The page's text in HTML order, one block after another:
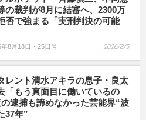
の裁判が8月に結審へ、2300万
否で強まる「実刑判決の可能
8月18日・25日号 2026/8/5
レント清水アキラの息子・良太
「もう真面目に働いているの
逮捕も諦めなかった芸能界“波
37年”